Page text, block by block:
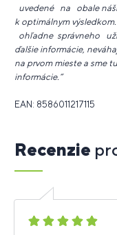
uvedené na obale
k optimálnym
ohľadne správneho
ďalšie informácie,
na prvom mieste a sme
informácie.“
EAN: 8586011217115
Recenzie
5